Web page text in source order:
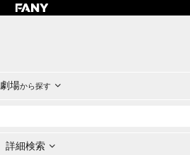
劇場から探す
詳細検索